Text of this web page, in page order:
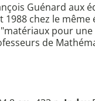
Guénard
chez le même
pour
de